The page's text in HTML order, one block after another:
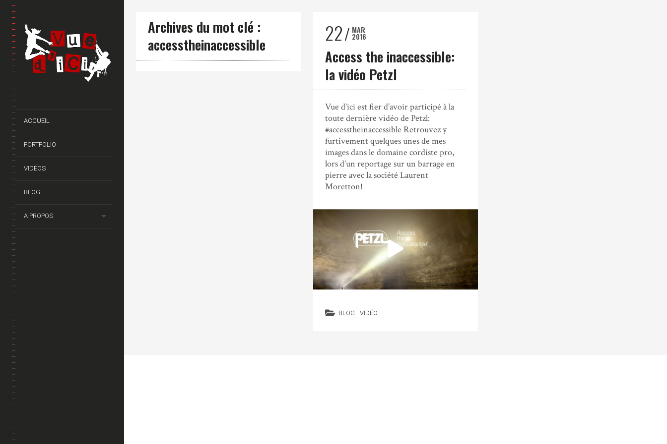
ACCUEIL
PORTFOLIO
VIDÉOS
BLOG
A PROPOS
Archives du mot clé :
accesstheinaccessible
22 MAR
2016
Access the inaccessible:
la vidéo Petzl
Vue d’ici est fier d’avoir participé à la
toute dernière vidéo de Petzl:
‪#‎accesstheinaccessible‬ Retrouvez y
furtivement quelques unes de mes
images dans le domaine cordiste pro,
lors d’un reportage sur un barrage en
pierre avec la société Laurent
Moretton!
BLOG VIDÉO